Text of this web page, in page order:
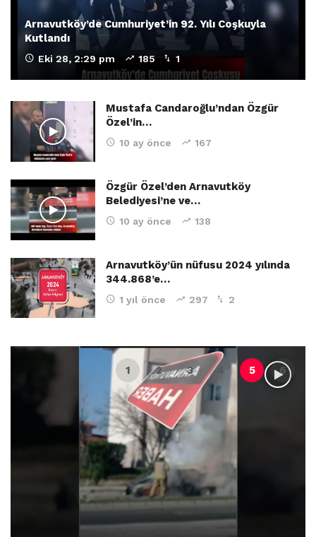
Arnavutköy’de Cumhuriyet’in 92. Yılı Coşkuyla
Kutlandı
Eki 28, 2:29 pm 185 1
Mustafa Candaroğlu’ndan Özgür
Özel’in…
10 ay önce 167
Özgür Özel’den Arnavutköy
Belediyesi’ne ve…
10 ay önce 138
Arnavutköy’ün nüfusu 2024 yılında
344.868’e…
1 yıl önce 297 2